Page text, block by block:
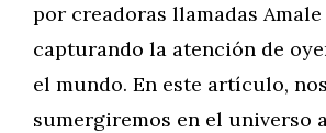
por creadoras llamadas
capturando la atención de
el mundo. En este artículo, nos
sumergiremos en el universo